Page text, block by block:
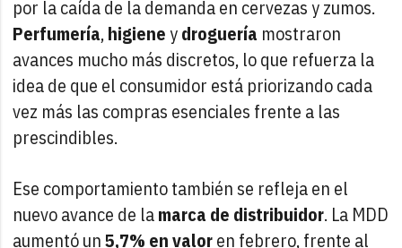
por la caída de la demanda en cervezas y zumos.
Perfumería,higieneydroguería mostraron
avances mucho más discretos, lo que refuerza la
idea de que el consumidor está priorizando cada
vez más las compras esenciales frente a las
prescindibles.
Ese comportamiento también se refleja en el
nuevo avance de lamarca de distribuidor. La MDD
aumentó un5,7% en valoren febrero, frente al